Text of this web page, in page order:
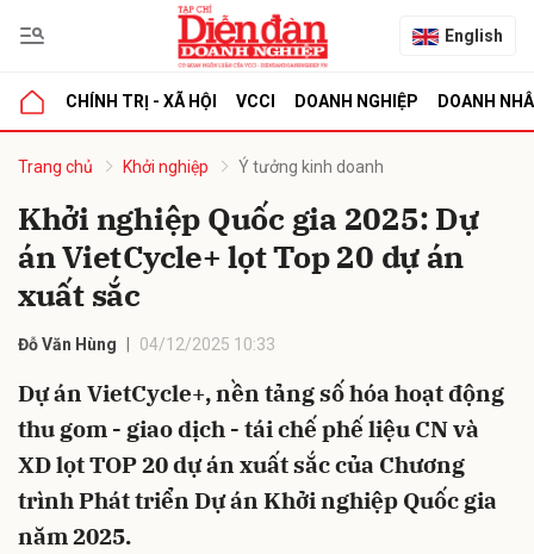
English
CHÍNH TRỊ - XÃ HỘI VCCI DOANH NGHIỆP DOANH
Trang chủ Khởi nghiệp Ý tưởng kinh doanh
Khởi nghiệp Quốc gia 2025: Dự
án VietCycle+ lọt Top 20 dự án
xuất sắc
Đỗ Văn Hùng 04/12/2025 10:33
Dự án VietCycle+, nền tảng số hóa hoạt động
thu gom - giao dịch - tái chế phế liệu CN và
XD lọt TOP 20 dự án xuất sắc của Chương
trình Phát triển Dự án Khởi nghiệp Quốc gia
năm 2025.
luận
Hủy